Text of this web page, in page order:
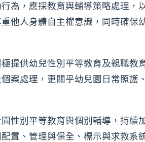
為，應採教育與輔導策略處理，
他人身體自主權意識，同時確保
提供幼兒性別平等教育及親職教
案處理，更關乎幼兒園日常照護
性別平等教育與個別輔導，持續
置、管理與保全、標示與求救系